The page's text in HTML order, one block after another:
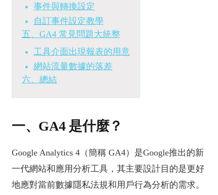
事件與轉換設定
自訂事件設定教學
五、GA4 常見問題大統整
工具介面出現報表的用意
網站流量數據的落差
六、總結
一、GA4 是什麼？
Google Analytics 4（簡稱 GA4）是Google推出的新
一代網站和應用分析工具，其主要設計目的是更好
地應對當前數據隱私法規和用戶行為分析的需求。